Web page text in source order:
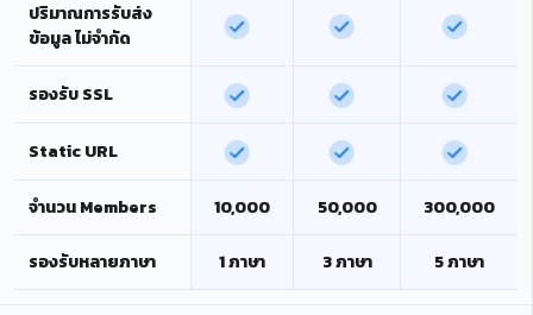
ปริมาณการรับส่ง
ข้อมูล ไม่จำกัด
รองรับ SSL
Static URL
จำนวน Members 10,000 50,000 300,000
รองรับหลายภาษา 1 ภาษา 3 ภาษา 5 ภาษา